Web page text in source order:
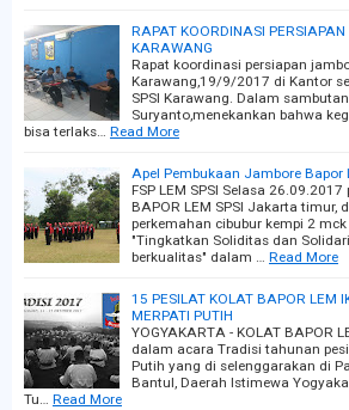
RAPAT KOORDINASI
KARAWANG
Rapat koordinasi persiapan
Karawang,19/9/2017 di Kantor
SPSI Karawang. Dalam
Suryanto,menekankan bahwa
bisa terlaks… Read More
Apel Pembukaan Jambore
FSP LEM SPSI Selasa
BAPOR LEM SPSI Jakarta timur,
perkemahan cibubur kempi 2
"Tingkatkan Soliditas dan
berkualitas" dalam … Read More
15 PESILAT KOLAT BAPOR LEM
MERPATI PUTIH
YOGYAKARTA - KOLAT BAPOR
dalam acara Tradisi tahunan
Putih yang di selenggarakan di
Bantul, Daerah Istimewa
Tu… Read More